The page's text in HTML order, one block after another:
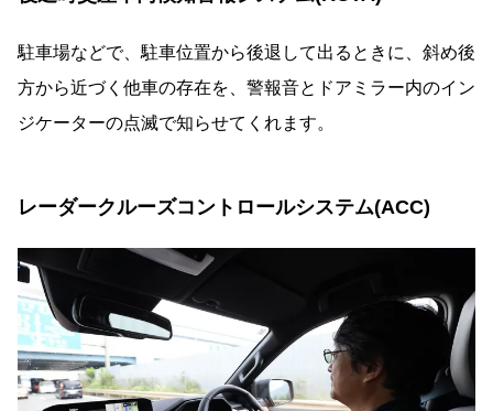
駐車場などで、駐車位置から後退して出るときに、斜め後
方から近づく他車の存在を、警報音とドアミラー内のイン
ジケーターの点滅で知らせてくれます。
レーダークルーズコントロールシステム(ACC)